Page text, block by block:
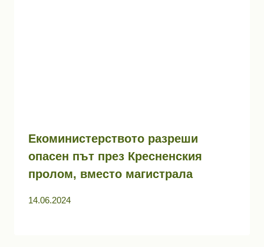
Екоминистерството разреши
опасен път през Кресненския
пролом, вместо магистрала
14.06.2024